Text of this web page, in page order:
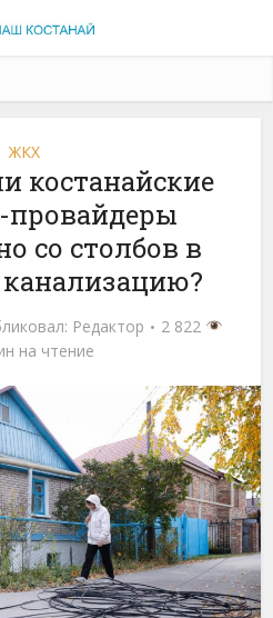
ЖКХ
костанайские
провайдеры
со столбов в
Редактор
2 822
на чтение